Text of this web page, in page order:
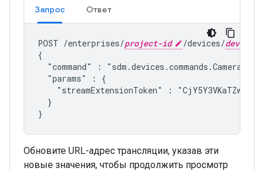
Запрос Ответ
POST /enterprises/project-id /devices/device-
{
  "command" : "
  "params" : {
"streamExtensionToken" :
  }
Обновите URL-адрес трансляции, указав эти
новые значения, чтобы продолжить просмотр